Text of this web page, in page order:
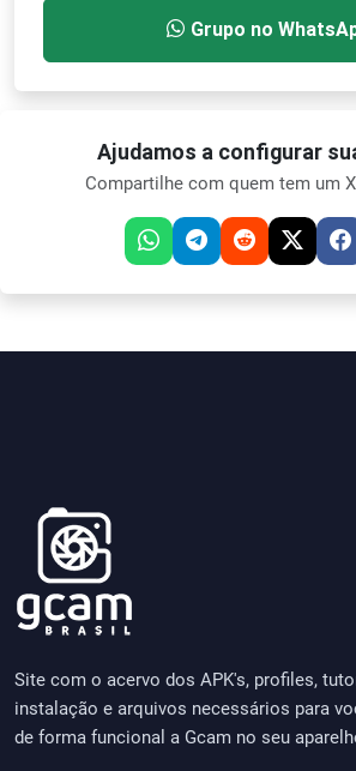
Grupo no
Ajudamos a configurar
Compartilhe com quem tem um
Site com o acervo dos APK's, profiles,
instalação e arquivos necessários para
de forma funcional a Gcam no seu